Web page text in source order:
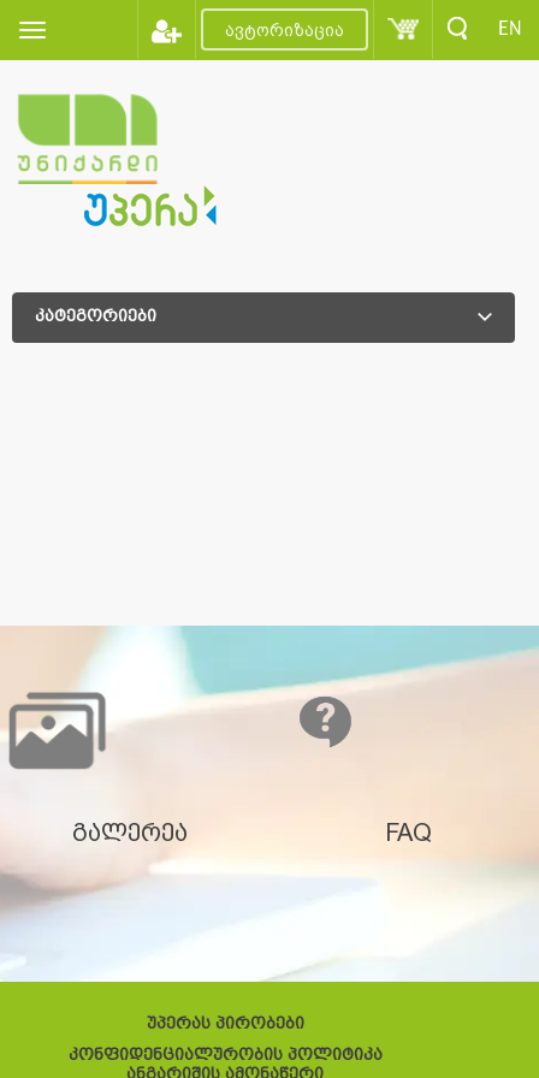
ავტორიზაცია EN
კატეგორიები
გალერეა FAQ
უპერას პირობები
კონფიდენციალურობის პოლიტიკა
ანგარიშის ამონაწერი